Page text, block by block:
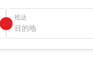
抵达